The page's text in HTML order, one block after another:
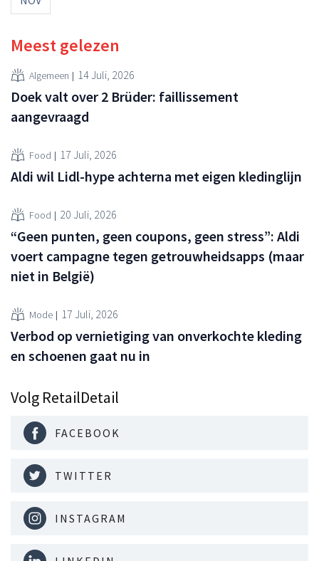
Meest gelezen
Algemeen 14 Juli, 2026
Doek valt over 2 Brüder: faillissement
aangevraagd
Food 17 Juli, 2026
Aldi wil Lidl-hype achterna met eigen kledinglijn
Food 20 Juli, 2026
“Geen punten, geen coupons, geen stress”: Aldi
voert campagne tegen getrouwheidsapps (maar
niet in België)
Mode 17 Juli, 2026
Verbod op vernietiging van onverkochte kleding
en schoenen gaat nu in
Volg RetailDetail
FACEBOOK
TWITTER
INSTAGRAM